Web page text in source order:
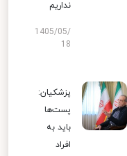
نداریم
1405/05/
18
پزشکیان:
پست‌ها
باید به
افراد